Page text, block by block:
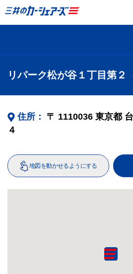
リパーク松が谷１丁目第２
住所： 〒 1110036 東京都
４
地図を動かせるようにする